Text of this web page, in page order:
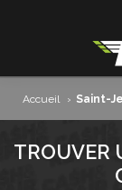
Accueil › Saint-
TROUVER